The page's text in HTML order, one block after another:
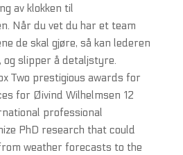
av klokken til
Når du vet du har et team
de skal gjøre, så kan lederen
slipper å detaljstyre.
Two prestigious awards for
for Øivind Wilhelmsen 12
professional
PhD research that could
weather forecasts to the